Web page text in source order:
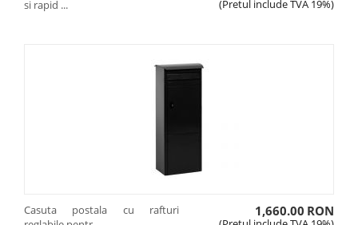
si rapid ...
(Pretul include TVA 19%)
Casuta postala cu rafturi
1,660.00 RON